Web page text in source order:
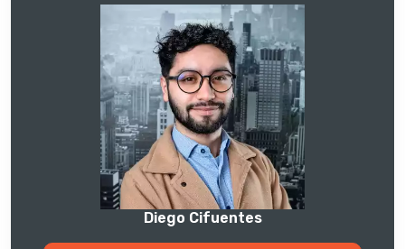
Diego Cifuentes